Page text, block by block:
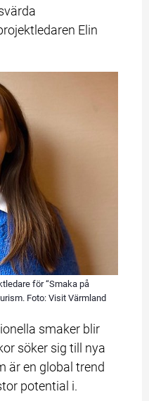
Elin
för “Smaka på
Foto: Visit Värmland
smaker blir
söker sig till nya
är en global trend
potential i.